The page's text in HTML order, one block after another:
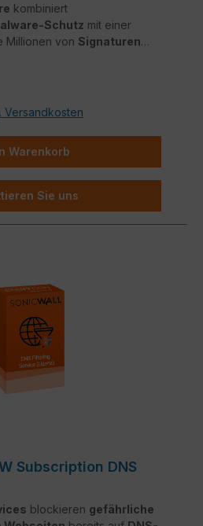
kombiniert
Schutz mit einer
Millionen von Signaturen
Versandkosten
Warenkorb
Sie uns
Subscription DNS
blockieren gefährliche